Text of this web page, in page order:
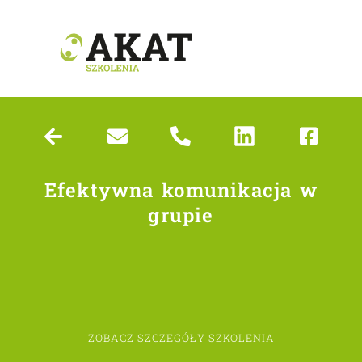
Efektywna komunikacja w
grupie
ZOBACZ SZCZEGÓŁY SZKOLENIA